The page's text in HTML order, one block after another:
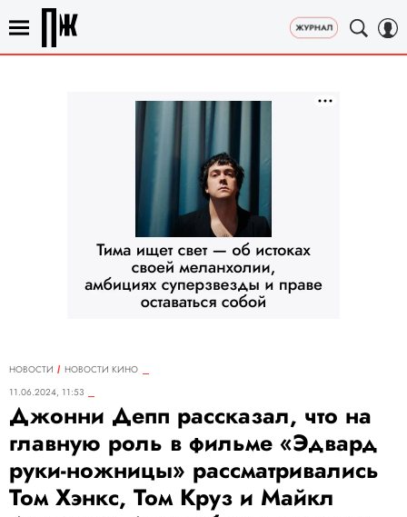
НОВОСТИ
НОВОСТИ КИНО
11.06.2024, 11:53
Джонни Депп рассказал, что на
главную роль в фильме «Эдвард
руки-ножницы» рассматривались
Том Хэнкс, Том Круз и Майкл